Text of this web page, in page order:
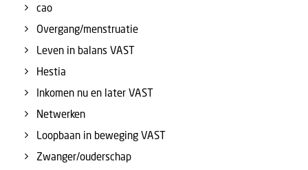
cao
Overgang/menstruatie
Leven in balans VAST
Hestia
Inkomen nu en later VAST
Netwerken
Loopbaan in beweging VAST
Zwanger/ouderschap